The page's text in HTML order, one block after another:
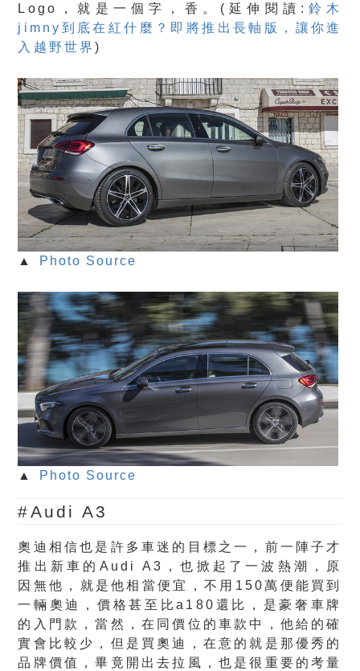
Logo，就是一個字，香。(延伸閱讀: 鈴木
jimny到底在紅什麼？即將推出長軸版，讓你進
入越野世界)
▲ Photo Source
▲ Photo Source
#Audi A3
奧迪相信也是許多車迷的目標之一，前一陣子才
推出新車的Audi A3，也掀起了一波熱潮，原
因無他，就是他相當便宜，不用150萬便能買到
一輛奧迪，價格甚至比a180還比，是豪奢車牌
的入門款，當然，在同價位的車款中，他給的確
實會比較少，但是買奧迪，在意的就是那優秀的
品牌價值，畢竟開出去拉風，也是很重要的考量